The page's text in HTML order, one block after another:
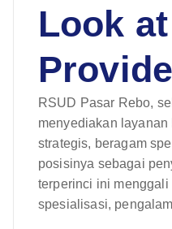
Look
RSUD Pasar Rebo,
menyediakan
strategis, beragam
posisinya sebagai
terperinci ini menggali
spesialisasi,